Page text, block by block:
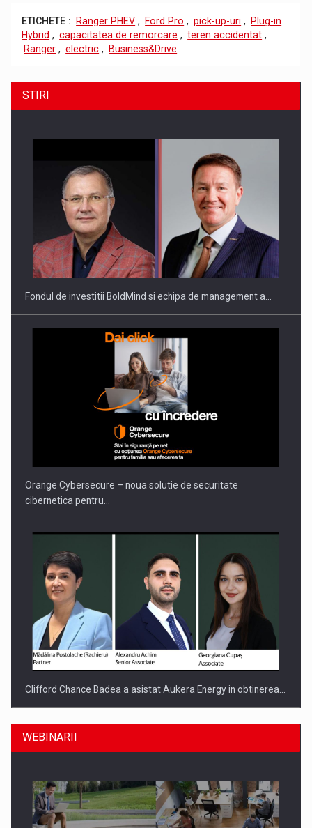
ETICHETE : Ranger PHEV , Ford Pro , pick-up-uri ,
Plug-in
Hybrid , capacitatea de remorcare , teren accidentat ,
Ranger , electric , Business&Drive
STIRI
Fondul de investitii BoldMind si echipa de management a…
Orange Cybersecure – noua solutie de securitate
cibernetica pentru…
Clifford Chance Badea a asistat Aukera Energy in obtinerea…
WEBINARII